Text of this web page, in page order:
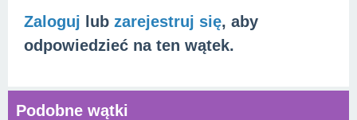
Zaloguj lub zarejestruj się, aby
odpowiedzieć na ten wątek.
Podobne wątki